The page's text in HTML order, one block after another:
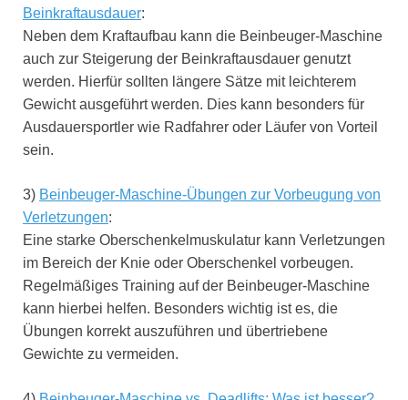
Beinkraftausdauer:
Neben dem Kraftaufbau kann die Beinbeuger-Maschine
auch zur Steigerung der Beinkraftausdauer genutzt
werden. Hierfür sollten längere Sätze mit leichterem
Gewicht ausgeführt werden. Dies kann besonders für
Ausdauersportler wie Radfahrer oder Läufer von Vorteil
sein.
3) Beinbeuger-Maschine-Übungen zur Vorbeugung von
Verletzungen:
Eine starke Oberschenkelmuskulatur kann Verletzungen
im Bereich der Knie oder Oberschenkel vorbeugen.
Regelmäßiges Training auf der Beinbeuger-Maschine
kann hierbei helfen. Besonders wichtig ist es, die
Übungen korrekt auszuführen und übertriebene
Gewichte zu vermeiden.